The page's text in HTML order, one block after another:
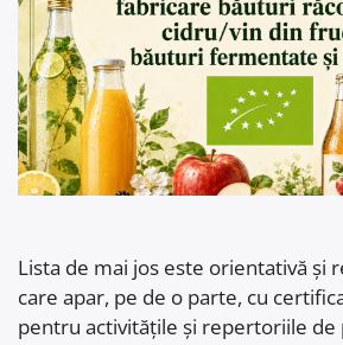
Lista de mai jos este orientativă și
care apar, pe de o parte, cu
pentru activitățile și repertoriile de